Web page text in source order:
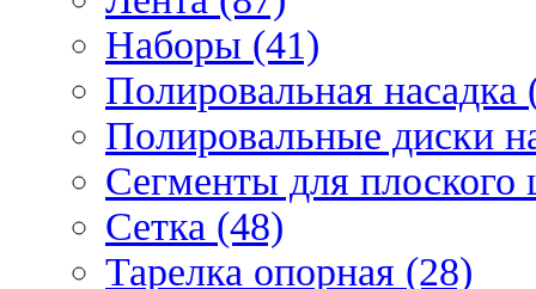
Наборы (41)
Полировальная насадка
Полировальные диски
Сегменты для
Сетка (48)
Тарелка опорная (28)